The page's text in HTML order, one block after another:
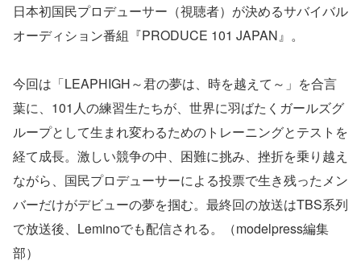
日本初国民プロデューサー（視聴者）が決めるサバイバル
オーディション番組『PRODUCE 101 JAPAN』。
今回は「LEAPHIGH～君の夢は、時を越えて～」を合言
葉に、101人の練習生たちが、世界に羽ばたくガールズグ
ループとして生まれ変わるためのトレーニングとテストを
経て成長。激しい競争の中、困難に挑み、挫折を乗り越え
ながら、国民プロデューサーによる投票で生き残ったメン
バーだけがデビューの夢を掴む。最終回の放送はTBS系列
で放送後、Leminoでも配信される。（modelpress編集
部）